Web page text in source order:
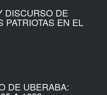
DISCURSO DE
PATRIOTAS EN EL
DE UBERABA: